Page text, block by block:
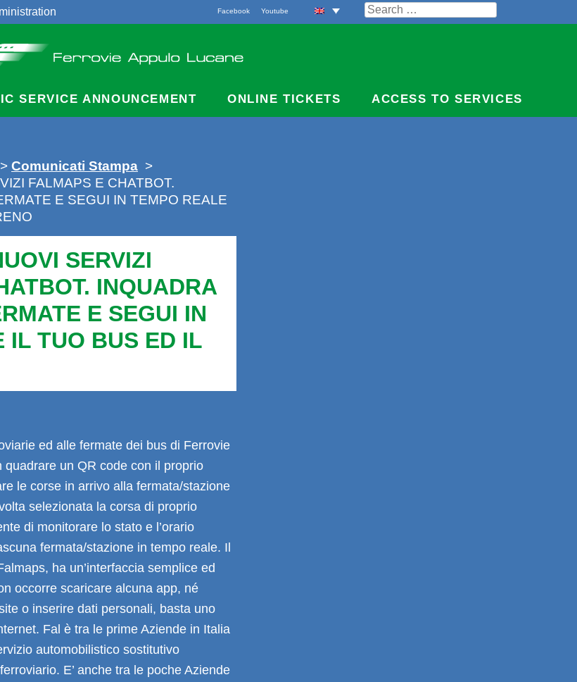
Search
for:
Facebook Youtube
SERVICE ANNOUNCEMENT ONLINE TICKETS ACCESS TO SERVICES
> Comunicati Stampa >
FALMAPS E CHATBOT.
E SEGUI IN TEMPO REALE
SERVIZI
INQUADRA
E SEGUI IN
IL TUO BUS ED IL
ed alle fermate dei bus di Ferrovie
un QR code con il proprio
le corse in arrivo alla fermata/stazione
selezionata la corsa di proprio
di monitorare lo stato e l’orario
fermata/stazione in tempo reale. Il
ha un’interfaccia semplice ed
occorre scaricare alcuna app, né
o inserire dati personali, basta uno
Fal è tra le prime Aziende in Italia
automobilistico sostitutivo
E’ anche tra le poche Aziende